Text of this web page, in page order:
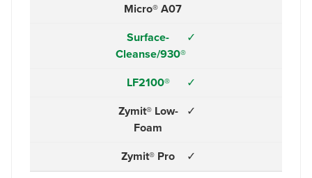
Micro® A07
Surface-
Cleanse/930®
✓
LF2100® ✓
Zymit® Low-
Foam
✓
Zymit® Pro ✓